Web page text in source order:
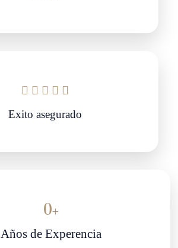
    
Exito asegurado
0+
Años de Experencia